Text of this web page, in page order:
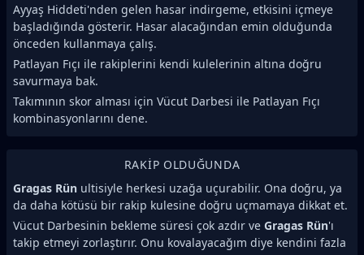
Ayyaş Hiddeti'nden gelen hasar indirgeme, etkisini içmeye
başladığında gösterir. Hasar alacağından emin olduğunda
önceden kullanmaya çalış.
Patlayan Fıçı ile rakiplerini kendi kulelerinin altına doğru
savurmaya bak.
Takımının skor alması için Vücut Darbesi ile Patlayan Fıçı
kombinasyonlarını dene.
RAKIP OLDUĞUNDA
Gragas Rün ultisiyle herkesi uzağa uçurabilir. Ona doğru, ya
da daha kötüsü bir rakip kulesine doğru uçmamaya dikkat et.
Vücut Darbesinin bekleme süresi çok azdır ve Gragas Rün'ı
takip etmeyi zorlaştırır. Onu kovalayacağım diye kendini fazla